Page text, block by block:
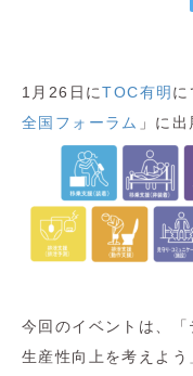
1月26日にTOC有明 に
全国フォーラム 」に
今回のイベントは、
生産性向上を考えよ